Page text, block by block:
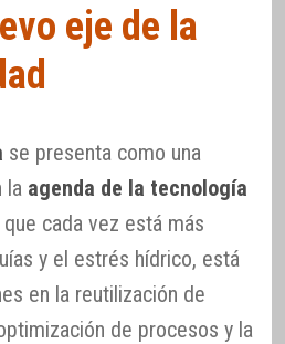
eje de la
se presenta como una
la agenda de la tecnología
que cada vez está más
y el estrés hídrico, está
en la reutilización de
de procesos y la